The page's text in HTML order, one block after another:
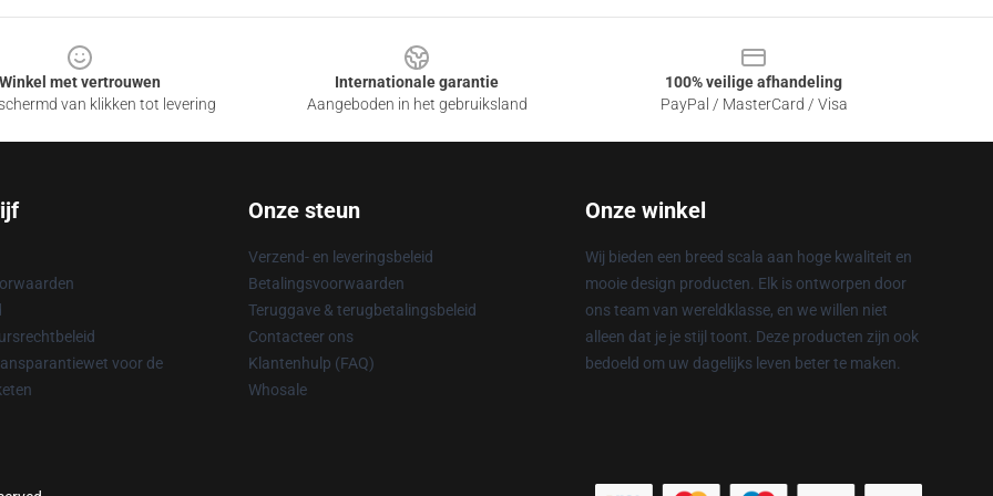
Winkel met vertrouwen
van klikken tot levering
Internationale garantie
Aangeboden in het gebruiksland
100% veilige afhandeling
PayPal / MasterCard / Visa
voor de
Onze steun
Verzend- en leveringsbeleid
Betalingsvoorwaarden
Teruggave & terugbetalingsbeleid
Contacteer ons
Klantenhulp (FAQ)
Whosale
Onze winkel
Wij bieden een breed scala aan hoge kwaliteit en
mooie design producten. Elk is ontworpen door
ons team van wereldklasse, en we willen niet
alleen dat je je stijl toont. Deze producten zijn ook
bedoeld om uw dagelijks leven beter te maken.